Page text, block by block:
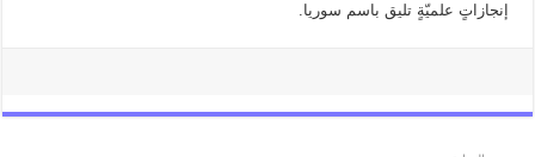
إنجازاتٍ علميّةٍ تليق باسم سوريا.